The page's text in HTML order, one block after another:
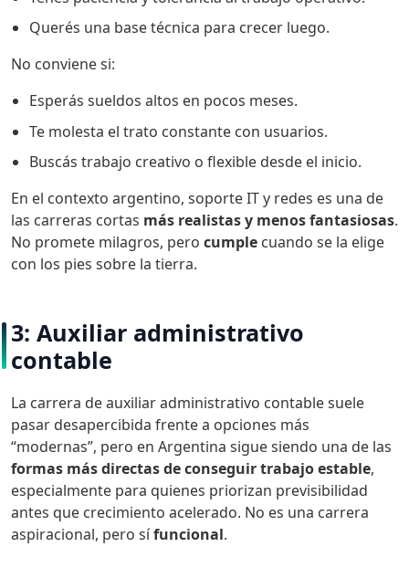
Querés una base técnica para crecer luego.
No conviene si:
Esperás sueldos altos en pocos meses.
Te molesta el trato constante con usuarios.
Buscás trabajo creativo o flexible desde el inicio.
En el contexto argentino, soporte IT y redes es una de
las carreras cortas más realistas y menos fantasiosas.
No promete milagros, pero cumple cuando se la elige
con los pies sobre la tierra.
3: Auxiliar administrativo
contable
La carrera de auxiliar administrativo contable suele
pasar desapercibida frente a opciones más
“modernas”, pero en Argentina sigue siendo una de las
formas más directas de conseguir trabajo estable,
especialmente para quienes priorizan previsibilidad
antes que crecimiento acelerado. No es una carrera
aspiracional, pero sífuncional.